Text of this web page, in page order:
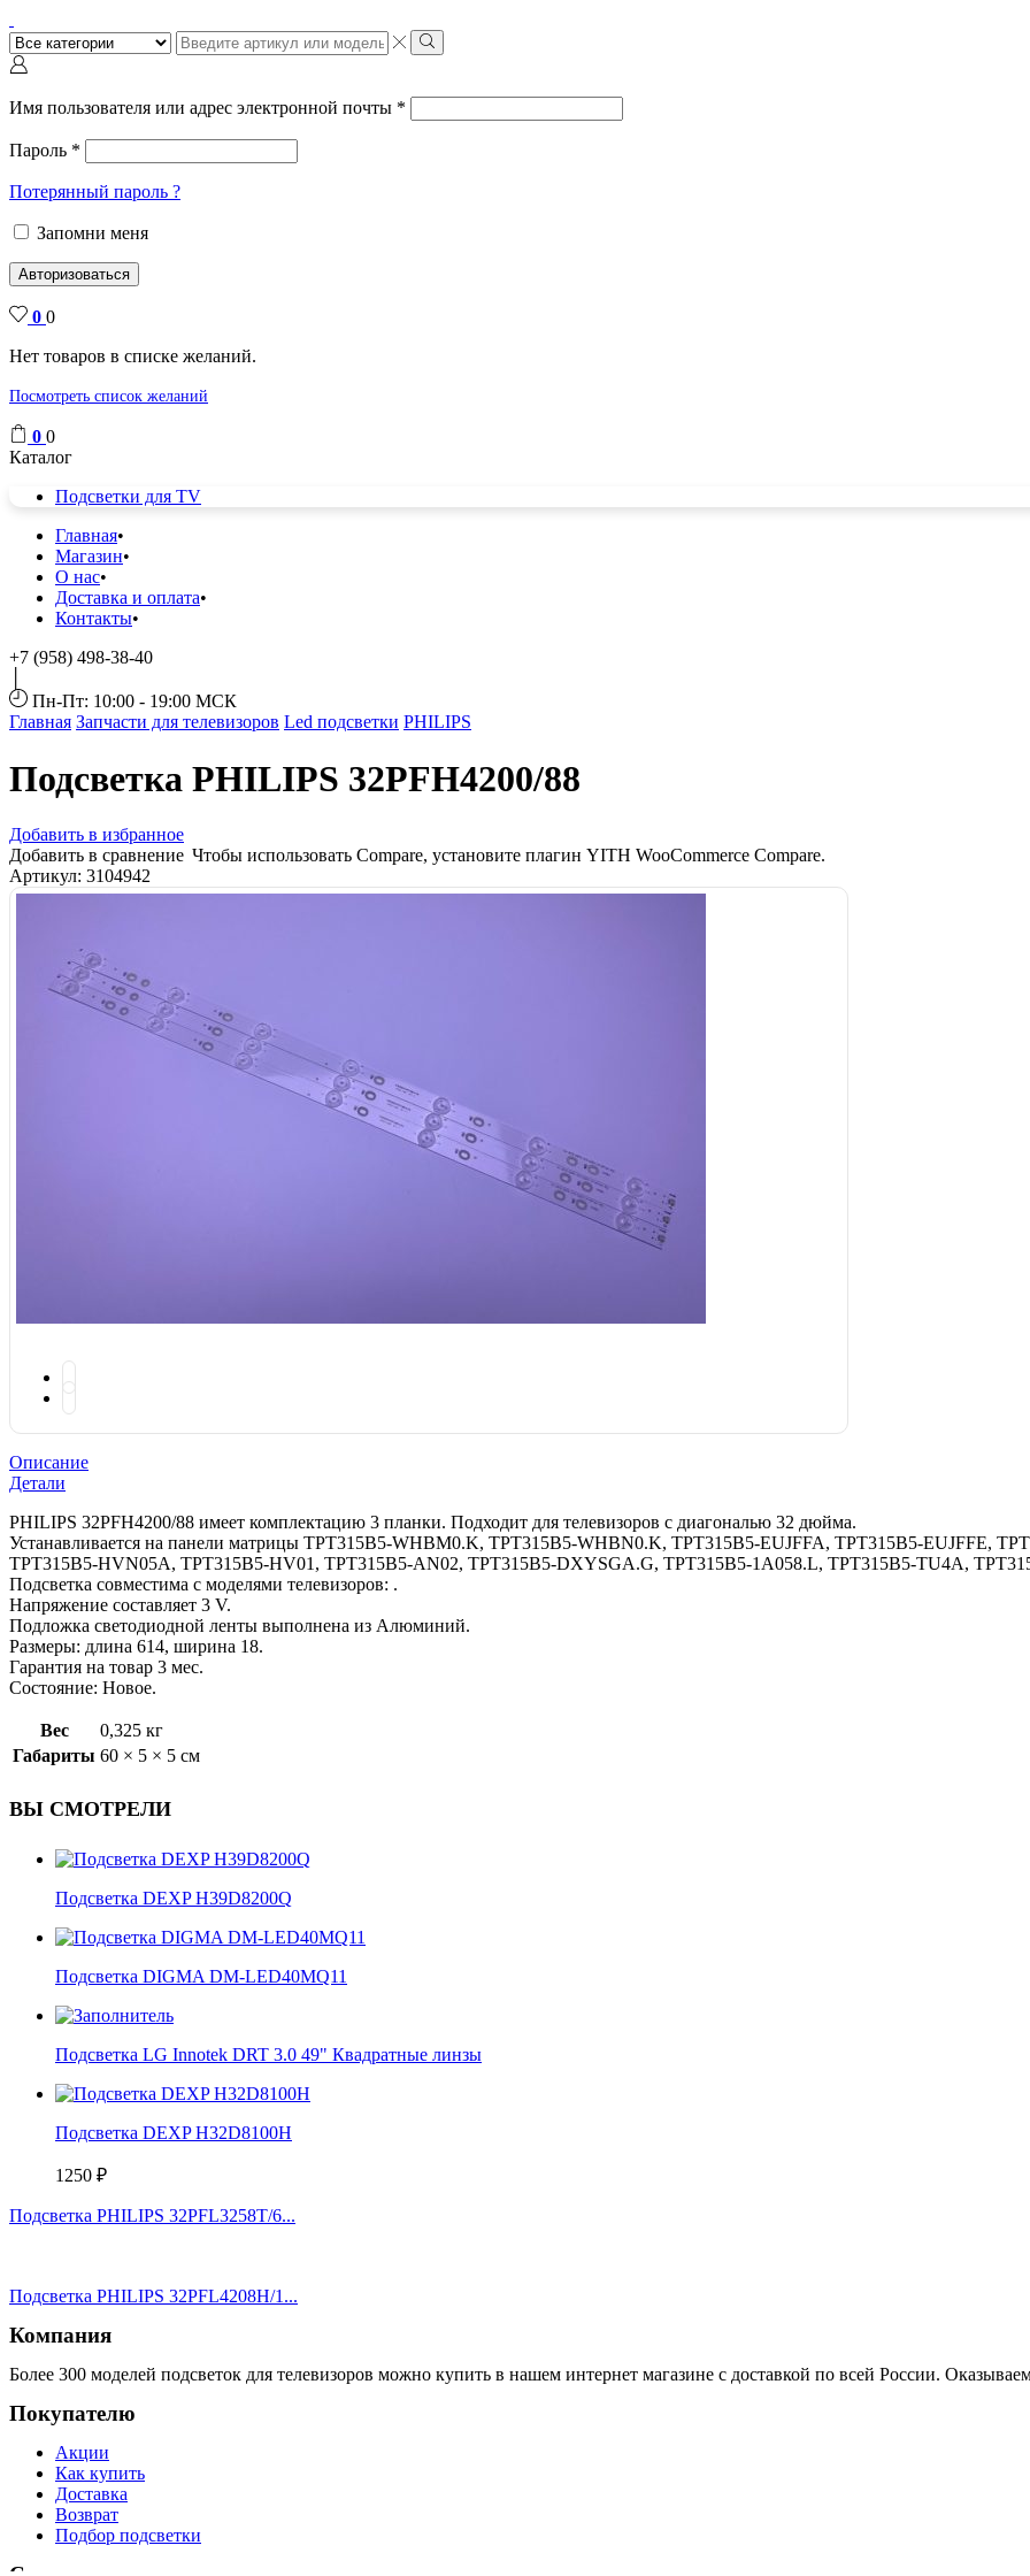
Поиск
ввода
Поиск
Имя пользователя или адрес электронной почты *
Пароль *
Потерянный пароль ?
Запомни меня
Авторизоваться
0 0
Нет товаров в списке желаний.
Посмотреть список желаний
0 0
Каталог
Подсветки для TV
Главная
Магазин
О нас
Доставка и оплата
Контакты
+7 (958) 498-38-40
Пн-Пт: 10:00 - 19:00 МСК
Главная Запчасти для телевизоров Led подсветки PHILIPS
Подсветка PHILIPS 32PFH4200/88
Добавить в избранное
Добавить в сравнение Чтобы использовать Compare, установите плагин YITH WooCommerce Compare.
Артикул: 3104942
Описание
Детали
PHILIPS 32PFH4200/88 имеет комплектацию 3 планки. Подходит для телевизоров с диагональю 32 дюйма.
Устанавливается на панели матрицы TPT315B5-WHBM0.K, TPT315B5-WHBN0.K, TPT315B5-EUJFFA, TPT315B5-EUJFFE,
TPT315B5-HVN05A, TPT315B5-HV01, TPT315B5-AN02, TPT315B5-DXYSGA.G, TPT315B5-1A058.L, TPT315B5-TU4A,
Подсветка совместима с моделями телевизоров: .
Напряжение составляет 3 V.
Подложка светодиодной ленты выполнена из Алюминий.
Размеры: длина 614, ширина 18.
Гарантия на товар 3 мес.
Состояние: Новое.
Вес
0,325 кг
Габариты 60 × 5 × 5 см
ВЫ СМОТРЕЛИ
Подсветка DEXP H39D8200Q
Подсветка DIGMA DM-LED40MQ11
Подсветка LG Innotek DRT 3.0 49" Квадратные линзы
Подсветка DEXP H32D8100H
1250 ₽
Подсветка PHILIPS 32PFL3258T/6...
Подсветка PHILIPS 32PFL4208H/1...
Компания
Более 300 моделей подсветок для телевизоров можно купить в нашем интернет магазине с доставкой по всей России.
Покупателю
Акции
Как купить
Доставка
Возврат
Подбор подсветки